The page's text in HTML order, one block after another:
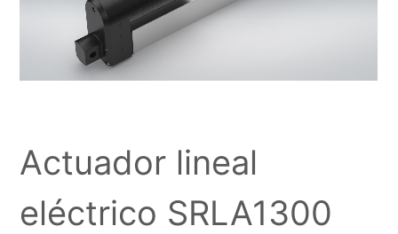
Actuador lineal
eléctrico SRLA1300